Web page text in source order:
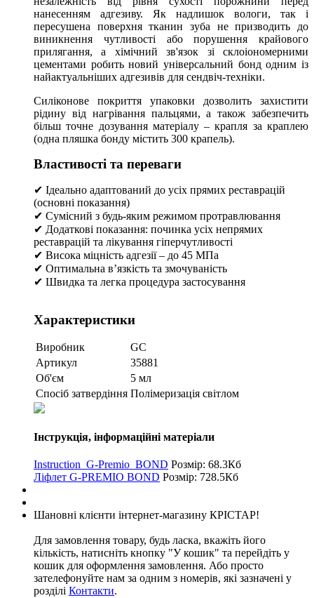
нанесенням адгезиву. Як надлишок вологи, так і
пересушена поверхня тканин зуба не призводить до
виникнення чутливості або порушення крайового
прилягання, а хімічний зв'язок зі склоіономерними
цементами робить новий універсальний бонд одним із
найактуальніших адгезивів для сендвіч-техніки.
Силіконове покриття упаковки дозволить захистити
рідину від нагрівання пальцями, а також забезпечить
більш точне дозування матеріалу – крапля за краплею
(одна пляшка бонду містить 300 крапель).
Властивості та переваги
✔ Ідеально адаптований до усіх прямих реставрацій
(основні показання)
✔ Сумісний з будь-яким режимом протравлювання
✔ Додаткові показання: починка усіх непрямих
реставрацій та лікування гіперчутливості
✔ Висока міцність адгезії – до 45 МПа
✔ Оптимальна в’язкість та змочуваність
✔ Швидка та легка процедура застосування
Характеристики
Виробник
GC
Артикул
35881
Об'єм
5 мл
Спосіб затвердіння Полімеризація світлом
Інструкція, інформаційні матеріали
Instruction_G-Premio_BOND Розмір: 68.3Кб
Ліфлет G-PREMIO BOND Розмір: 728.5Кб
Шановні клієнти інтернет-магазину КРІСТАР!
Для замовлення товару, будь ласка, вкажіть його
кількість, натисніть кнопку "У кошик" та перейдіть у
кошик для оформлення замовлення. Або просто
зателефонуйте нам за одним з номерів, які зазначені у
розділі Контакти.